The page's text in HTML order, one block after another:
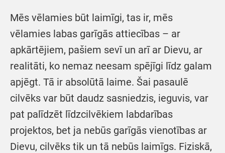
Mēs vēlamies būt laimīgi, tas ir, mēs
vēlamies labas garīgās attiecības – ar
apkārtējiem, pašiem sevī un arī ar Dievu, ar
realitāti, ko nemaz neesam spējīgi līdz galam
apjēgt. Tā ir absolūtā laime. Šai pasaulē
cilvēks var būt daudz sasniedzis, ieguvis, var
pat palīdzēt līdzcilvēkiem labdarības
projektos, bet ja nebūs garīgās vienotības ar
Dievu, cilvēks tik un tā nebūs laimīgs. Fiziskā,